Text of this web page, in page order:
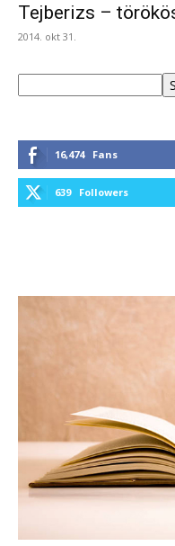
Tejberizs –
2014. okt 31.
16,474 Fans
639 Followers